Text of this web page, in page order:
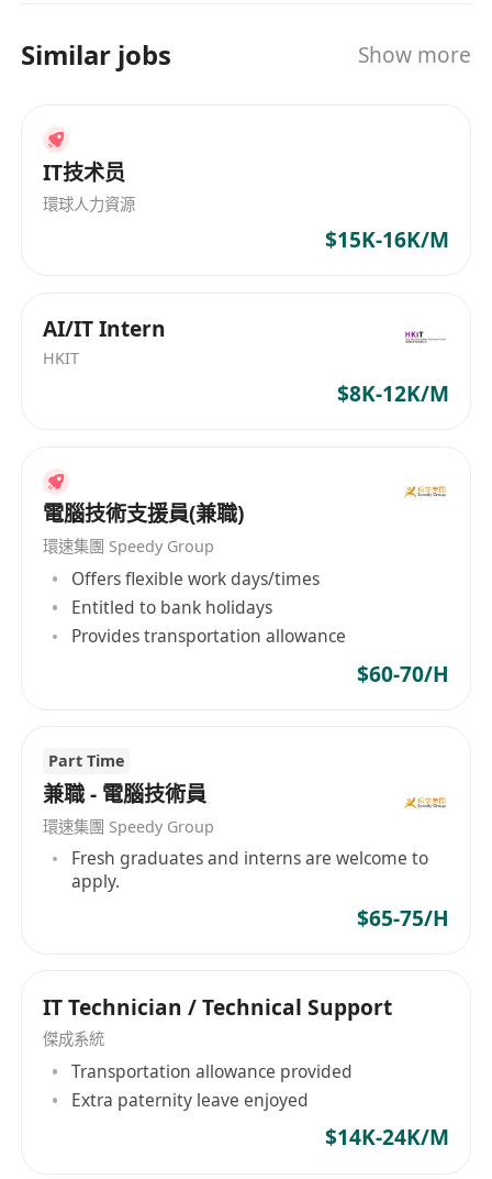
Similar jobs Show more
IT技术员
環球人力資源
$15K-16K/M
AI/IT Intern
HKIT
$8K-12K/M
電腦技術支援員(兼職)
環速集團 Speedy Group
Offers flexible work days/times
Entitled to bank holidays
Provides transportation allowance
$60-70/H
Part Time
兼職 - 電腦技術員
環速集團 Speedy Group
Fresh graduates and interns are welcome to
apply.
$65-75/H
IT Technician / Technical Support
傑成系統
Transportation allowance provided
Extra paternity leave enjoyed
$14K-24K/M